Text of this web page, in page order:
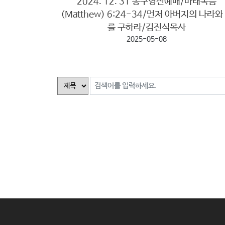
(Matthew) 6:24-34/먼저 아버지의 나라와
를 구하라/김진식목사
2025-05-08